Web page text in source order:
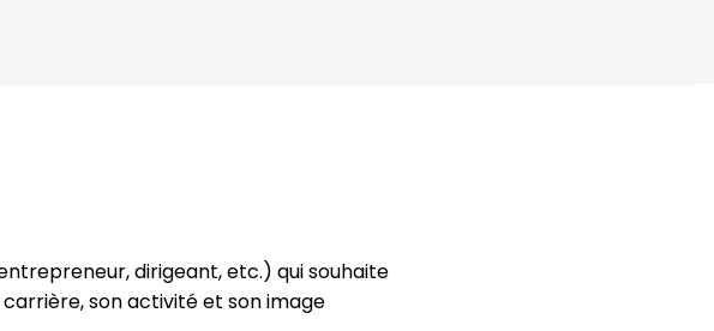
dirigeant, etc.) qui souhaite
son activité et son image